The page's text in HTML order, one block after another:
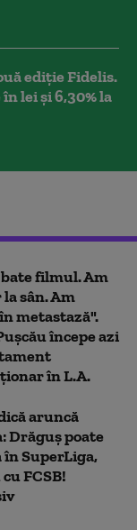
ediție Fidelis.
lei și 6,30% la
filmul. Am
sân. Am
metastază".
începe azi
în L.A.
aruncă
Drăguș poate
în SuperLiga,
FCSB!